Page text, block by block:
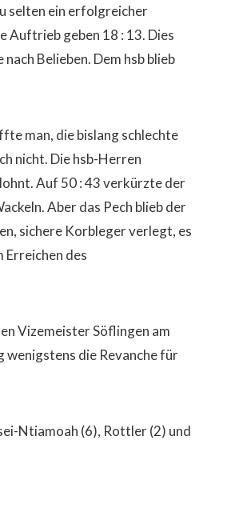
selten ein erfolgreicher
Auftrieb geben 18 : 13. Dies
Belieben. Dem hsb blieb
man, die bislang schlechte
nicht. Die hsb-Herren
Auf 50 : 43 verkürzte der
Aber das Pech blieb der
sichere Korbleger verlegt, es
Erreichen des
Vizemeister Söflingen am
wenigstens die Revanche für
Ntiamoah (6), Rottler (2) und